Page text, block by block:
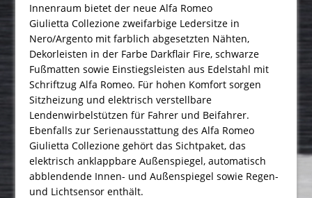
Innenraum bietet der neue Alfa Romeo
Giulietta Collezione zweifarbige Ledersitze in
Nero/Argento mit farblich abgesetzten Nähten,
Dekorleisten in der Farbe Darkflair Fire, schwarze
Fußmatten sowie Einstiegsleisten aus Edelstahl mit
Schriftzug Alfa Romeo. Für hohen Komfort sorgen
Sitzheizung und elektrisch verstellbare
Lendenwirbelstützen für Fahrer und Beifahrer.
Ebenfalls zur Serienausstattung des Alfa Romeo
Giulietta Collezione gehört das Sichtpaket, das
elektrisch anklappbare Außenspiegel, automatisch
abblendende Innen- und Außenspiegel sowie Regen-
und Lichtsensor enthält.